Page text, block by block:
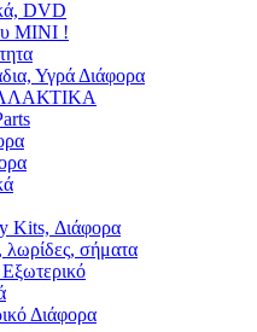
DVD
MINI !
Υγρά Διάφορα
Kits, Διάφορα
λωρίδες, σήματα
Διάφορα